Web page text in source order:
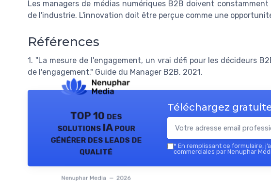
Les managers de médias numériques B2B doivent
de l'industrie. L'innovation doit être perçue comme une
Références
1. "La mesure de l'engagement, un vrai défi pour les décideurs
de l'engagement." Guide du Manager B2B, 2021.
TOP 10 des
solutions IA pour
générer des leads de
qualité
Nenuphar Media — 2026
Téléchargez
* En remplissant ce formulaire,
commerciales par Nenuphar